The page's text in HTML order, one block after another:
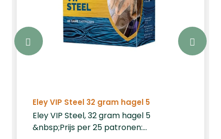
Eley VIP Steel 32 gram hagel 5
Eley VIP Steel, 32 gram hagel 5
&nbsp;Prijs per 25 patronen: